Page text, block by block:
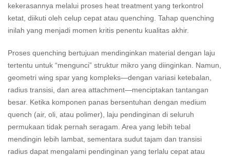
kekerasannya melalui proses heat treatment yang terkontrol
ketat, diikuti oleh celup cepat atau quenching. Tahap quenching
inilah yang menjadi momen kritis penentu kualitas akhir.
Proses quenching bertujuan mendinginkan material dengan laju
tertentu untuk “mengunci” struktur mikro yang diinginkan. Namun,
geometri wing spar yang kompleks—dengan variasi ketebalan,
radius transisi, dan area attachment—menciptakan tantangan
besar. Ketika komponen panas bersentuhan dengan medium
quench (air, oli, atau polimer), laju pendinginan di seluruh
permukaan tidak pernah seragam. Area yang lebih tebal
mendingin lebih lambat, sementara sudut tajam dan transisi
radius dapat mengalami pendinginan yang terlalu cepat atau